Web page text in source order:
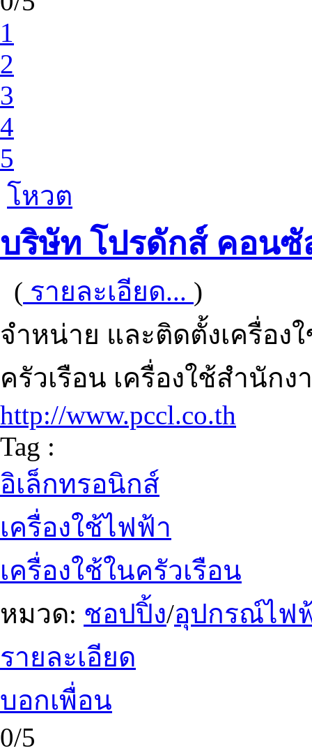
1
2
3
4
5
โหวต
บริษัท โปรดักส์ คอน
( รายละเอียด... )
จำหน่าย และติดตั้งเครื่อง
ครัวเรือน เครื่องใช้สำนักง
http://www.pccl.co.th
Tag :
อิเล็กทรอนิกส์
เครื่องใช้ไฟฟ้า
เครื่องใช้ในครัวเรือน
หมวด: ชอปปิ้ง/อุปกรณ์ไฟ
รายละเอียด
บอกเพื่อน
0/5